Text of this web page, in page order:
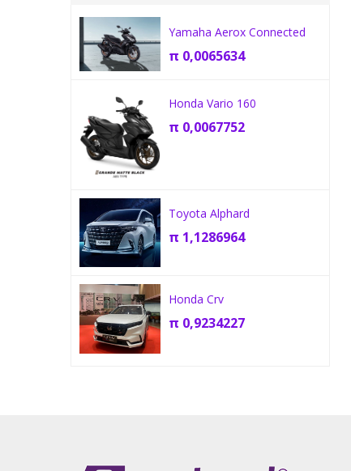
Yamaha Aerox Connected
π 0,0065634
Honda Vario 160
π 0,0067752
Toyota Alphard
π 1,1286964
Honda Crv
π 0,9234227